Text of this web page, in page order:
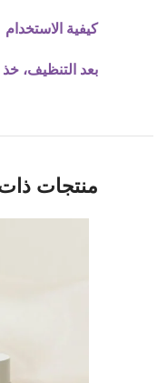
كيفية الاستخدام
بعد التنظيف، خذ
منتجات